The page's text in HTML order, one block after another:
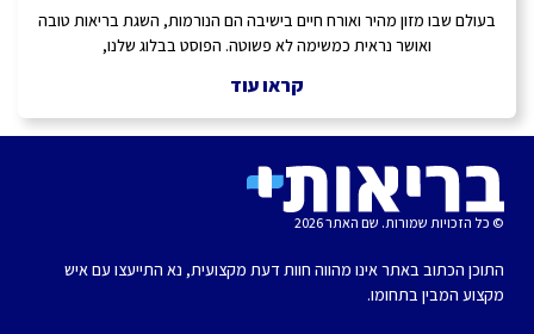
בעולם שבו מזון מהיר ואורח חיים בישיבה הם הנורמות, השגת בריאות טובה
ואושר נראית כמשימה לא פשוטה. הפוסט בבלוג שלנו,
קראו עוד
© כל הזכויות שמורות. שם האתר 2026
התוכן הכתוב באתר אינו מהווה חוות דעת מקצועית, נא התייעצו עם איש
מקצוע המבין בתחומו.